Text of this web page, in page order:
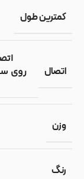
کمترین طول
اتصال
وزن
رنگ